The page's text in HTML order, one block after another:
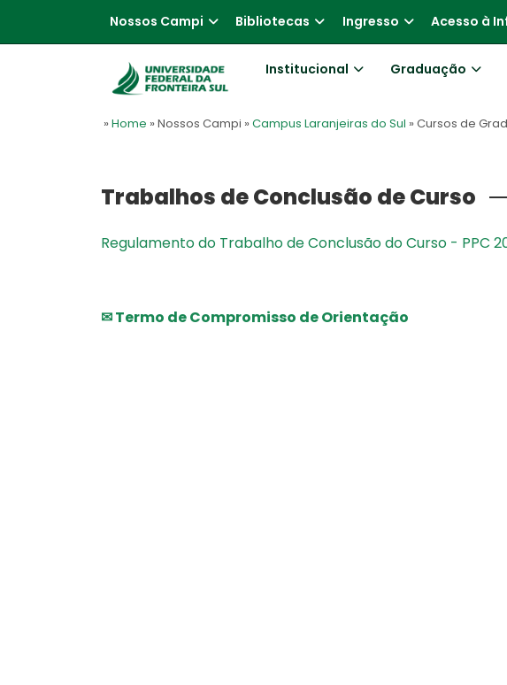
Nossos Campi Bibliotecas Ingresso Acesso à
Institucional Graduação
» Home » Nossos Campi » Campus Laranjeiras do Sul » Cursos de
Trabalhos de Conclusão de Curso
Regulamento do Trabalho de Conclusão do Curso - PPC
✉ Termo de Compromisso de Orientação